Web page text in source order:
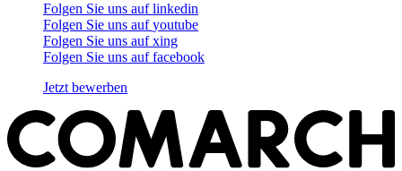
Folgen Sie uns auflinkedin
Folgen Sie uns aufyoutube
Folgen Sie uns aufxing
Folgen Sie uns auffacebook
Jetzt bewerben